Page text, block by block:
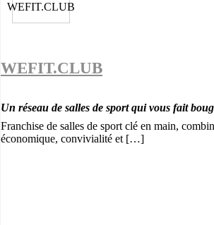
WEFIT.CLUB
Un réseau de salles de sport qui vous fait
Franchise de salles de sport clé en main,
économique, convivialité et […]